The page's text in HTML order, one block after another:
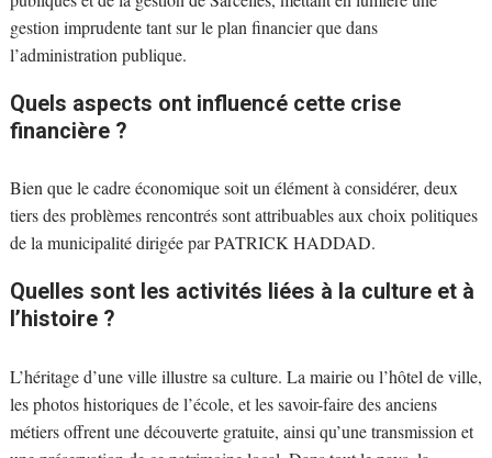
gestion imprudente tant sur le plan financier que dans
l’administration publique.
Quels aspects ont influencé cette crise
financière ?
Bien que le cadre économique soit un élément à considérer, deux
tiers des problèmes rencontrés sont attribuables aux choix politiques
de la municipalité dirigée par PATRICK HADDAD.
Quelles sont les activités liées à la culture et à
l’histoire ?
L’héritage d’une ville illustre sa culture. La mairie ou l’hôtel de ville,
les photos historiques de l’école, et les savoir-faire des anciens
métiers offrent une découverte gratuite, ainsi qu’une transmission et